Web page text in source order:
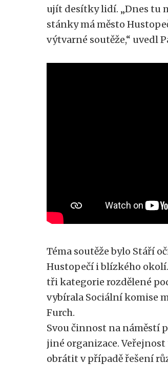
ujít desítky lidí. „Dnes tu
stánky má město
výtvarné soutěže,“ uvedl
Téma soutěže bylo Stáří
Hustopečí i blízkého
tři kategorie rozdělené
vybírala Sociální komise
Furch.
Svou činnost na náměstí
jiné organizace.
obrátit v případě řešení